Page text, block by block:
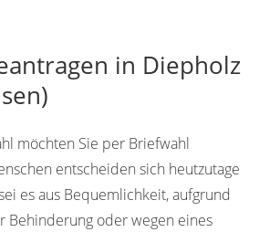
in Diepholz
möchten Sie per Briefwahl
entscheiden sich heutzutage
es aus Bequemlichkeit, aufgrund
Behinderung oder wegen eines